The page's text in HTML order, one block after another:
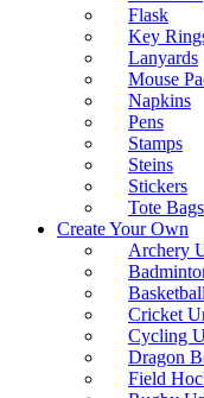
Flask
Key
Lanyards
Mouse
Napkins
Pens
Stamps
Steins
Stickers
Tote Bags
Create Your Own
Archery
Cricket
Cycling
Dragon
Field